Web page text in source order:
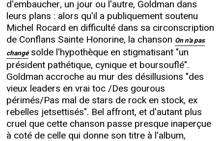
d'embaucher, un jour ou l'autre, Goldman dans
leurs plans : alors qu'il a publiquement soutenu
Michel Rocard en difficulté dans sa circonscription
de Conflans Sainte Honorine, la chanson On n'a pas
changésolde l'hypothèque en stigmatisant "un
président pathétique, cynique et boursouflé".
Goldman accroche au mur des désillusions "des
vieux leaders en vrai toc /Des gourous
périmés/Pas mal de stars de rock en stock, ex
rebelles jetsettisés". Bel affront, et d'autant plus
cruel que cette chanson passe presque inaperçue
à coté de celle qui donne son titre à l'album,